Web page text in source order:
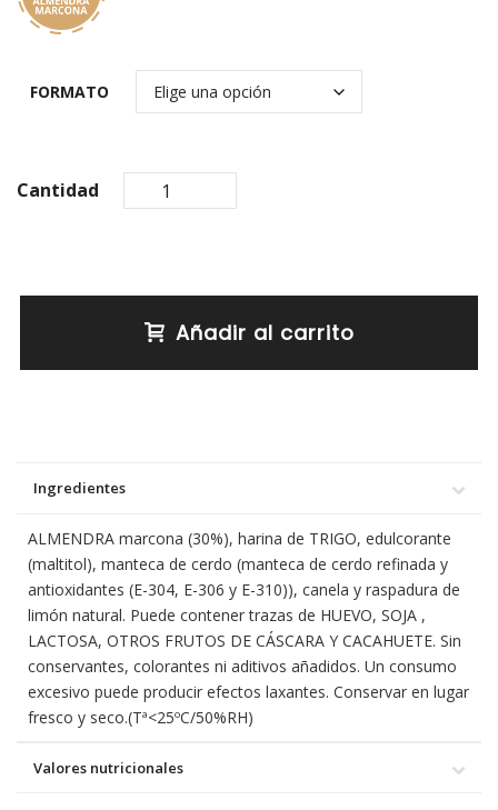
FORMATO
Cantidad
Añadir al carrito
Ingredientes
ALMENDRA marcona (30%), harina de TRIGO, edulcorante
(maltitol), manteca de cerdo (manteca de cerdo refinada y
antioxidantes (E-304, E-306 y E-310)), canela y raspadura de
limón natural. Puede contener trazas de HUEVO, SOJA ,
LACTOSA, OTROS FRUTOS DE CÁSCARA Y CACAHUETE. Sin
conservantes, colorantes ni aditivos añadidos. Un consumo
excesivo puede producir efectos laxantes. Conservar en lugar
fresco y seco.(Tª<25ºC/50%RH)
Valores nutricionales